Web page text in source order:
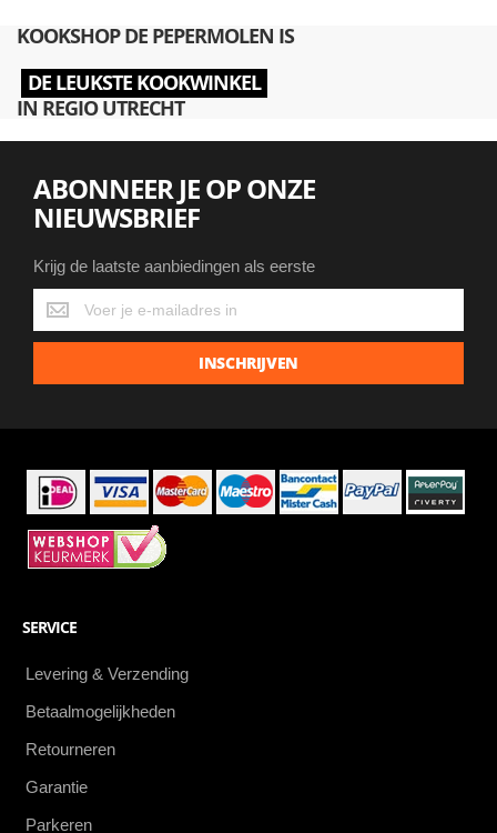
KOOKSHOP DE PEPERMOLEN IS
DE LEUKSTE KOOKWINKEL
IN REGIO UTRECHT
ABONNEER JE OP ONZE
NIEUWSBRIEF
Krijg de laatste aanbiedingen als eerste
Krijg
de
laatste
INSCHRIJVEN
SERVICE
Levering & Verzending
Betaalmogelijkheden
Retourneren
Garantie
Parkeren